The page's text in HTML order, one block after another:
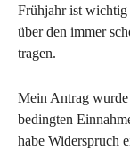
Frühjahr ist wichtig
über den immer
tragen.
Mein Antrag
bedingten
habe Widerspruch